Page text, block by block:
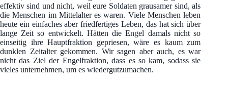
effektiv sind und nicht, weil eure Soldaten grausamer sind, als
die Menschen im Mittelalter es waren. Viele Menschen leben
heute ein einfaches aber friedfertiges Leben, das hat sich über
lange Zeit so entwickelt. Hätten die Engel damals nicht so
einseitig ihre Hauptfraktion gepriesen, wäre es kaum zum
dunklen Zeitalter gekommen. Wir sagen aber auch, es war
nicht das Ziel der Engelfraktion, dass es so kam, sodass sie
vieles unternehmen, um es wiedergutzumachen.